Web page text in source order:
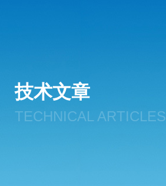
技术文章
TECHNICAL ARTICLES